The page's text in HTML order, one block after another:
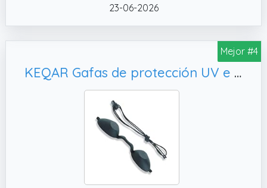
✔️ Los protectores oculares LED están
fabricados con materiales suaves y
transpirables de calidad médica y materiales
antiláser y antirreflejantes de alta eficacia, y
se fabrican mediante el proceso de
producción y encapsulación de parches
oculares médicos. Materiales suaves y
flexibles con bordes adhesivos, cómodos de
llevar para los clientes, hipoalergénicos.
✔️ Su diseño está maximizado y pensado
para proteger la mayoría de tamaños de
órbita. Los protectores oculares
23-06-2026
Mejor #4
KEQAR Gafas de protección UV e infrarrojos, gafas de seguridad para cabinas (negras)